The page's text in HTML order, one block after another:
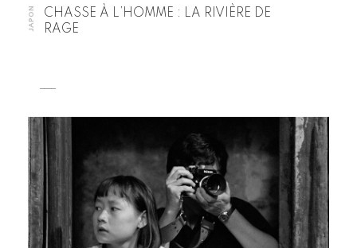
JAPON
CHASSE À L’HOMME : LA RIVIÈRE DE
RAGE